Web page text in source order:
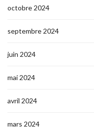
octobre 2024
septembre 2024
juin 2024
mai 2024
avril 2024
mars 2024